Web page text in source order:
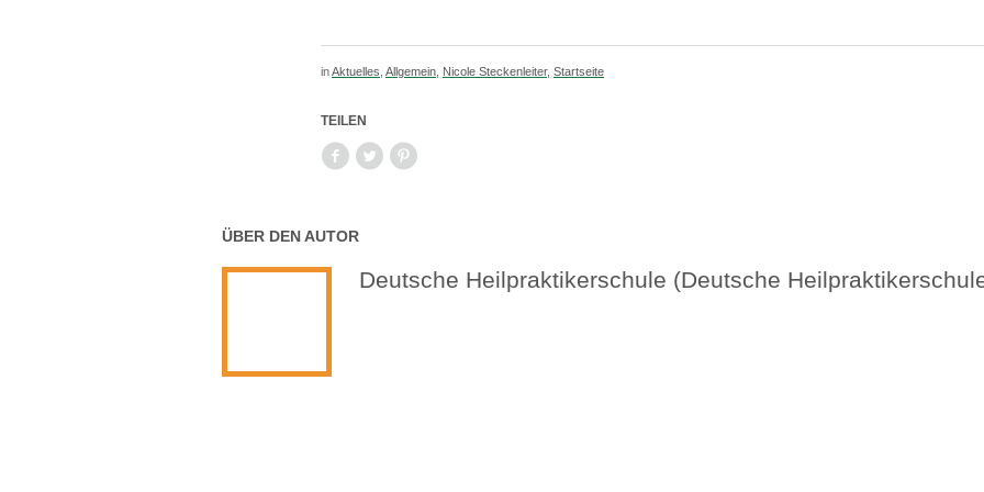
inAktuelles Allgemein Nicole Steckenleiter, Startseite
TEILEN
ÜBER DEN AUTOR
Deutsche Heilpraktikerschule (Deutsche